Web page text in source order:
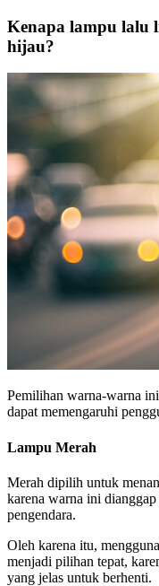
Kenapa lampu lalu
hijau?
Pemilihan warna-warna
dapat memengaruhi
Lampu Merah
Merah dipilih untuk
karena warna ini
pengendara.
Oleh karena itu,
menjadi pilihan tepat,
yang jelas untuk berhenti.